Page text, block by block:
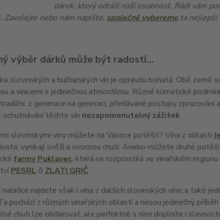
dárek, který odráží naši osobnost. Rádi vám
Zavolejte nebo nám napište, společně vyberemeta nejlepší
výběr dárků může být radostí…
slovinských a bulharských vín je opravdu bohatá. Obě země
a vinicemi s jedinečnou atmosférou. Různé klimatické
z generace na generaci, předávané postupy zpracování
ochutnávání těchto vín nezapomenutelný zážitek.
slovinskými víny můžete na Vánoce potěšit? Vína z oblasti
vynikají svěží a ovocnou chutí. Anebo můžete druhé
farmy Puklavec, která se rozprostírá ve vinařském regionu
PESRLči ZLATI GRIČ.
nabídce najdete však i vína z dalších slovinských vinic a také
pochází z různých vinařských oblastí a nesou jedinečný
chuti lze obdarovat, ale perfektně s nimi doplníte i